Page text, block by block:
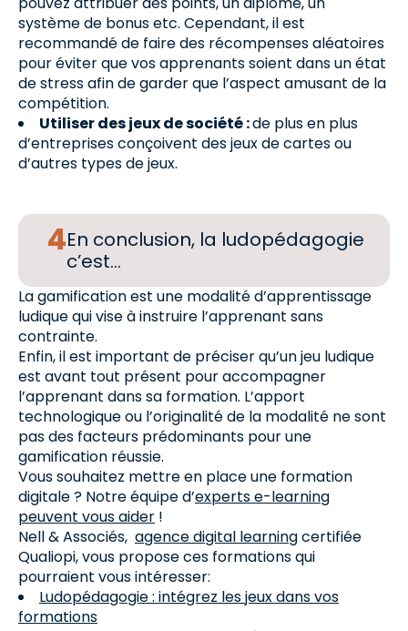
système de bonus etc. Cependant, il est
recommandé de faire des récompenses aléatoires
pour éviter que vos apprenants soient dans un état
de stress afin de garder que l’aspect amusant de la
compétition.
Utiliser des jeux de société :de plus en plus
d’entreprises conçoivent des jeux de cartes ou
d’autres types de jeux.
En conclusion, la ludopédagogie
c’est…
La gamification est une modalité d’apprentissage
ludique qui vise à instruire l’apprenant sans
contrainte.
Enfin, il est important de préciser qu’un jeu ludique
est avant tout présent pour accompagner
l’apprenant dans sa formation. L’apport
technologique ou l’originalité de la modalité ne sont
pas des facteurs prédominants pour une
gamification réussie.
Vous souhaitez mettre en place une formation
digitale ? Notre équipe d’experts e-learning
peuvent vous aider !
Nell & Associés, agence digital learningcertifiée
Qualiopi, vous propose ces formations qui
pourraient vous intéresser:
Ludopédagogie : intégrez les jeux dans vos
formations